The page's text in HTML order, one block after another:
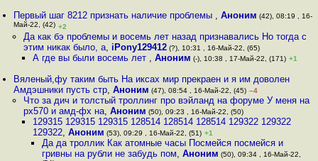
Первый шаг 8212 признать наличие проблемы ,Аноним (42), 08:19 , 16-
Май-22, (42) +2
Да как бэ проблемы и восемь лет назад признавались Но тогда с
этим никак было, а, iPony129412(?), 10:31 , 16-Май-22, (65)
А где вы были восемь лет , Аноним (-), 10:38 , 17-Май-22, (171) +1
Вяленый,фу таким быть На иксах мир прекраен и я им доволен
Амдэшники пусть стр,Аноним (47), 08:54 , 16-Май-22, (45) –4
Что за дич и толстый троллинг про вэйланд на форуме У меня на
рх570 и амд-фх на, Аноним (50), 09:23 , 16-Май-22, (50)
129315 129315 129315 128514 128514 128514 129322 129322
129322, Аноним (53), 09:29 , 16-Май-22, (51) +1
Да да троллик Как атомные часы Посмейся посмейся и
гривны на рубли не забудь пом,Аноним (50), 09:34 , 16-Май-22,